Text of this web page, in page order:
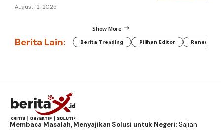
August 12, 2025
Show More
Berita Lain: Berita Trending Pilihan Editor
Membaca Masalah, Menyajikan Solusi untuk Negeri:Sajian